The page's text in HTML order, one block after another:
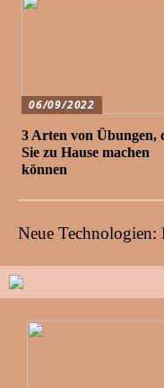
06/09/2022
3 Arten von Übungen,
Sie zu Hause machen
können
Neue